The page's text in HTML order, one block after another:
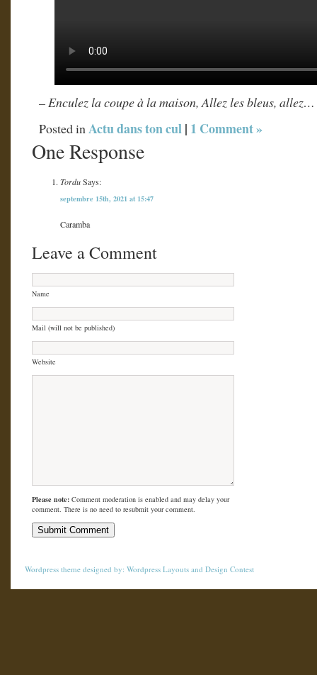
– Enculez la coupe à la maison, Allez les bleus, allez…
Posted inActu dans ton cul| 1 Comment »
One Response
TorduSays:
septembre 15th, 2021 at 15:47
Caramba
Leave a Comment
Name
Mail (will not be published)
Website
Please note: Comment moderation is enabled and may delay your
comment. There is no need to resubmit your comment.
Wordpress theme designed by: Wordpress Layouts and Design Contest